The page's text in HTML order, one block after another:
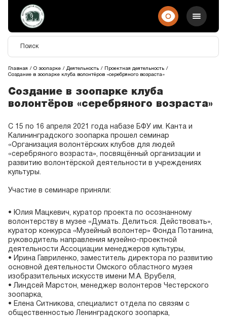
Главная О зоопарке Деятельность
Проектная деятельность
Создание в зоопарке клуба волонтёров «серебряного возраста»
Создание в зоопарке клуба
волонтёров «серебряного возраста»
С 15 по 16 апреля 2021 года набазе БФУ им. Канта и
Калининградского зоопарка прошел семинар
«Организация волонтёрских клубов для людей
«серебряного возраста», посвящённый организации и
развитию волонтёрской деятельности в учреждениях
культуры.
Участие в семинаре приняли:
• Юлия Мацкевич, куратор проекта по осознанному
волонтерству в музее «Думать. Делиться. Действовать»,
куратор конкурса «Музейный волонтер» Фонда Потанина,
руководитель направления музейно-проектной
деятельности Ассоциации менеджеров культуры,
• Ирина Гавриленко, заместитель директора по развитию
основной деятельности Омского областного музея
изобразительных искусств имени М.А. Врубеля,
• Линдсей Марстон, менеджер волонтеров Честерского
зоопарка,
• Елена Ситникова, специалист отдела по связям с
общественностью Ленинградского зоопарка,